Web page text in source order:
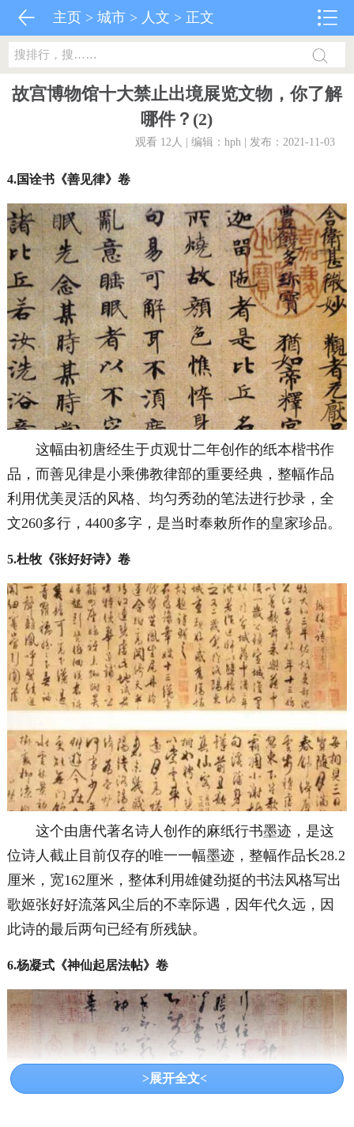
主页 >城市 > 人文 > 正文
故宫博物馆十大禁止出境展览文物，你了解
哪件？(2)
观看 12人 | 编辑：hph | 发布：2021-11-03
4.国诠书《善见律》卷
这幅由初唐经生于贞观廿二年创作的纸本楷书作
品，而善见律是小乘佛教律部的重要经典，整幅作品
利用优美灵活的风格、均匀秀劲的笔法进行抄录，全
文260多行，4400多字，是当时奉敕所作的皇家珍品。
5.杜牧《张好好诗》卷
这个由唐代著名诗人创作的麻纸行书墨迹，是这
位诗人截止目前仅存的唯一一幅墨迹，整幅作品长28.2
厘米，宽162厘米，整体利用雄健劲挺的书法风格写出
歌姬张好好流落风尘后的不幸际遇，因年代久远，因
此诗的最后两句已经有所残缺。
6.杨凝式《神仙起居法帖》卷
>展开全文<